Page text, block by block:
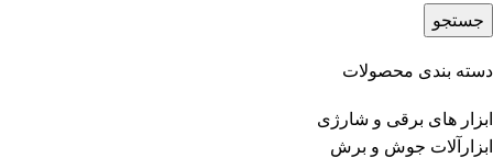
دسته بندی محصولات
ابزار های برقی و شارژی
ابزارآلات جوش و برش
جستجو